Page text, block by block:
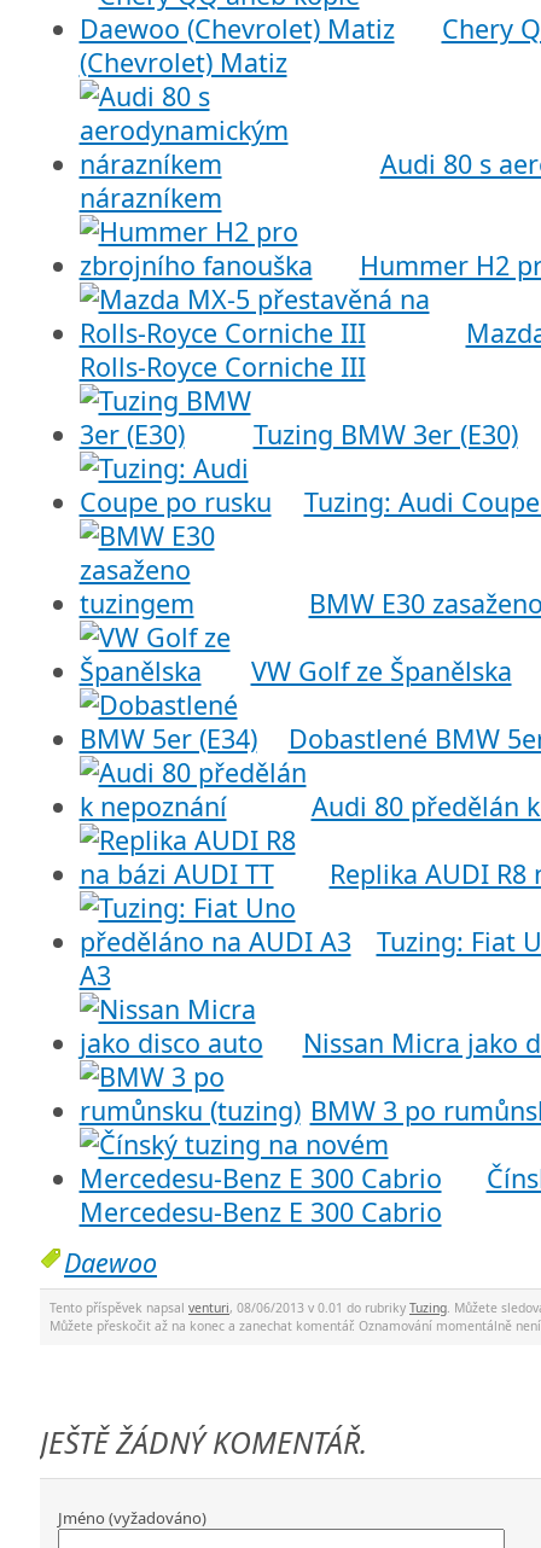
Chery
(Chevrolet) Matiz
Audi 80 s
nárazníkem
Hummer H2
Rolls-Royce Corniche III
Tuzing BMW 3er (E30)
Tuzing: Audi
BMW E30
VW Golf ze Španělska
Dobastlené BMW
Audi 80 předělán
Replika AUDI R8
Tuzing: Fiat
A3
Nissan Micra jako
BMW 3 po
Mercedesu-Benz E 300 Cabrio
Daewoo
Tento příspěvek napsal venturi, 08/06/2013 v 0.01 do rubriky Tuzing . Můžete
Můžete přeskočit až na konec a zanechat komentář. Oznamování momentálně
JEŠTĚ ŽÁDNÝ KOMENTÁŘ.
Jméno (vyžadováno)